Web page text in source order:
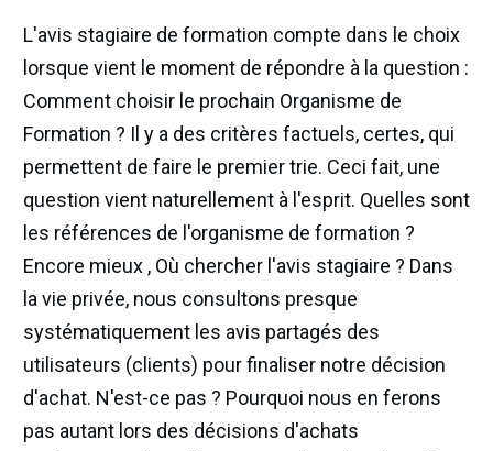
L'avis stagiaire de formation compte dans le choix
lorsque vient le moment de répondre à la question :
Comment choisir le prochain Organisme de
Formation ? Il y a des critères factuels, certes, qui
permettent de faire le premier trie. Ceci fait, une
question vient naturellement à l'esprit. Quelles sont
les références de l'organisme de formation ?
Encore mieux , Où chercher l'avis stagiaire ? Dans
la vie privée, nous consultons presque
systématiquement les avis partagés des
utilisateurs (clients) pour finaliser notre décision
d'achat. N'est-ce pas ? Pourquoi nous en ferons
pas autant lors des décisions d'achats